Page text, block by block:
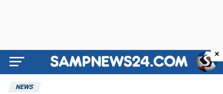
NEWS
×